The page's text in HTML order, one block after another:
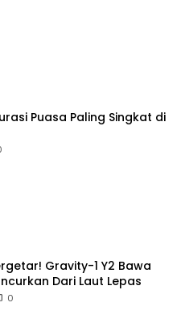
Puasa Paling Singkat di
Gravity-1 Y2 Bawa
Dari Laut Lepas
0